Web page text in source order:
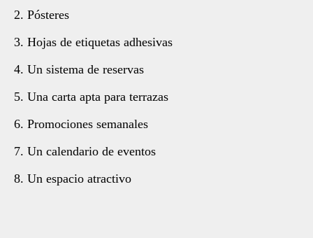
2. Pósteres
3. Hojas de etiquetas adhesivas
4. Un sistema de reservas
5. Una carta apta para terrazas
6. Promociones semanales
7. Un calendario de eventos
8. Un espacio atractivo